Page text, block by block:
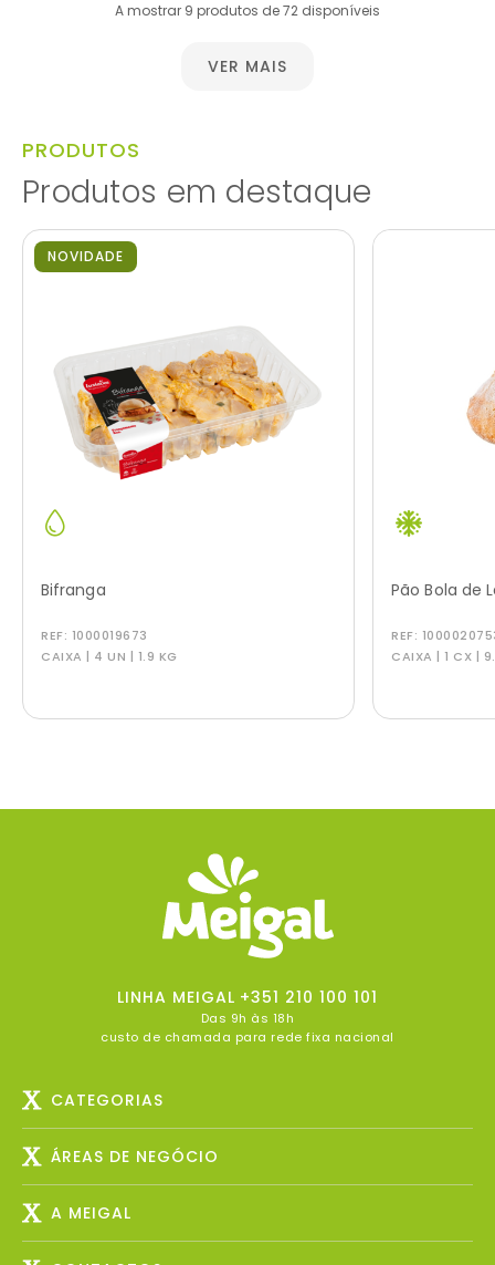
A mostrar 9 produtos de 72 disponíveis
VER MAIS
PRODUTOS
Produtos em destaque
NOVIDADE
Bifranga
REF: 1000019673
CAIXA | 4 UN | 1.9 KG
Pão Bola de
REF:
CAIXA | 1 CX |
LINHA MEIGAL +351 210 100 101
Das 9h às 18h
custo de chamada para rede fixa nacional
CATEGORIAS
ÁREAS DE NEGÓCIO
A MEIGAL